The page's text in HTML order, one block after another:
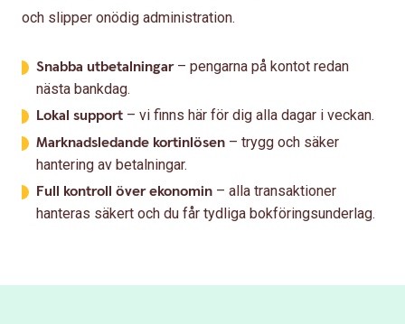
och slipper onödig administration.
Snabba utbetalningar– pengarna på kontot redan
nästa bankdag.
Lokal support – vi finns här för dig alla dagar i veckan.
Marknadsledande kortinlösen – trygg och säker
hantering av betalningar.
Full kontroll över ekonomin – alla transaktioner
hanteras säkert och du får tydliga bokföringsunderlag.